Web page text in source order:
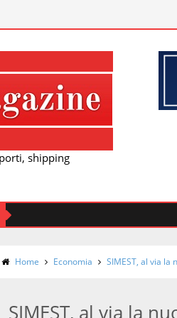
shipping
Home Economia SIMEST, al via la
SIMEST, al via la